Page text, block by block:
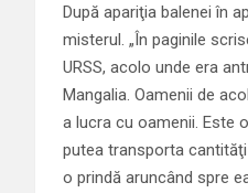
După apariţia balenei în
misterul. „În paginile
URSS, acolo unde era
Mangalia. Oamenii de
a lucra cu oamenii. Este
putea transporta
o prindă aruncând spre